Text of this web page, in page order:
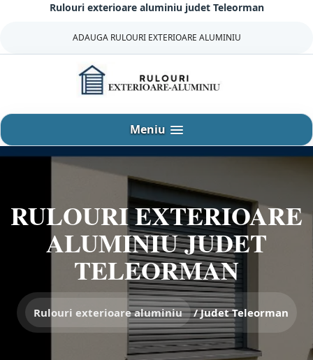
Rulouri exterioare aluminiu judet Teleorman
ADAUGA RULOURI EXTERIOARE ALUMINIU
Meniu
RULOURI EXTERIOARE
ALUMINIU JUDET
TELEORMAN
Rulouri exterioare aluminiu /Judet Teleorman